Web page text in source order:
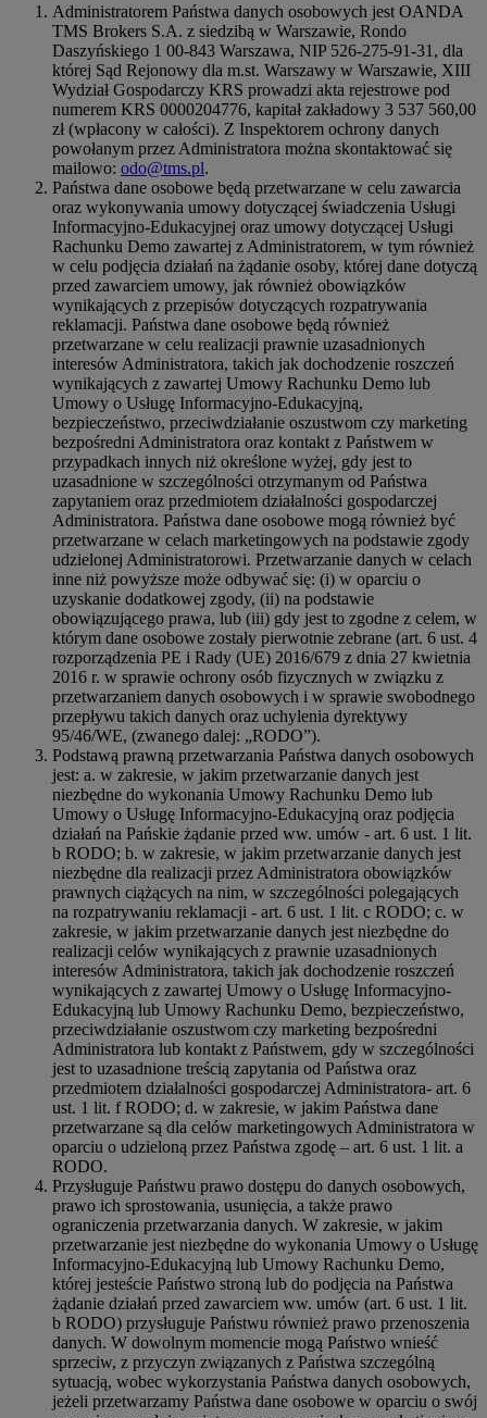
Administratorem Państwa danych osobowych jest OANDA
TMS Brokers S.A. z siedzibą w Warszawie, Rondo
Daszyńskiego 1 00-843 Warszawa, NIP 526-275-91-31, dla
której Sąd Rejonowy dla m.st. Warszawy w Warszawie, XIII
Wydział Gospodarczy KRS prowadzi akta rejestrowe pod
numerem KRS 0000204776, kapitał zakładowy 3 537 560,00
zł (wpłacony w całości). Z Inspektorem ochrony danych
powołanym przez Administratora można skontaktować się
mailowo: odo@tms.pl.
Państwa dane osobowe będą przetwarzane w celu zawarcia
oraz wykonywania umowy dotyczącej świadczenia Usługi
Informacyjno-Edukacyjnej oraz umowy dotyczącej Usługi
Rachunku Demo zawartej z Administratorem, w tym również
w celu podjęcia działań na żądanie osoby, której dane dotyczą
przed zawarciem umowy, jak również obowiązków
wynikających z przepisów dotyczących rozpatrywania
reklamacji. Państwa dane osobowe będą również
przetwarzane w celu realizacji prawnie uzasadnionych
interesów Administratora, takich jak dochodzenie roszczeń
wynikających z zawartej Umowy Rachunku Demo lub
Umowy o Usługę Informacyjno-Edukacyjną,
bezpieczeństwo, przeciwdziałanie oszustwom czy marketing
bezpośredni Administratora oraz kontakt z Państwem w
przypadkach innych niż określone wyżej, gdy jest to
uzasadnione w szczególności otrzymanym od Państwa
zapytaniem oraz przedmiotem działalności gospodarczej
Administratora. Państwa dane osobowe mogą również być
przetwarzane w celach marketingowych na podstawie zgody
udzielonej Administratorowi. Przetwarzanie danych w celach
inne niż powyższe może odbywać się: (i) w oparciu o
uzyskanie dodatkowej zgody, (ii) na podstawie
obowiązującego prawa, lub (iii) gdy jest to zgodne z celem, w
którym dane osobowe zostały pierwotnie zebrane (art. 6 ust. 4
rozporządzenia PE i Rady (UE) 2016/679 z dnia 27 kwietnia
2016 r. w sprawie ochrony osób fizycznych w związku z
przetwarzaniem danych osobowych i w sprawie swobodnego
przepływu takich danych oraz uchylenia dyrektywy
95/46/WE, (zwanego dalej: „RODO”).
Podstawą prawną przetwarzania Państwa danych osobowych
jest: a. w zakresie, w jakim przetwarzanie danych jest
niezbędne do wykonania Umowy Rachunku Demo lub
Umowy o Usługę Informacyjno-Edukacyjną oraz podjęcia
działań na Pańskie żądanie przed ww. umów - art. 6 ust. 1 lit.
b RODO; b. w zakresie, w jakim przetwarzanie danych jest
niezbędne dla realizacji przez Administratora obowiązków
prawnych ciążących na nim, w szczególności polegających
na rozpatrywaniu reklamacji - art. 6 ust. 1 lit. c RODO; c. w
zakresie, w jakim przetwarzanie danych jest niezbędne do
realizacji celów wynikających z prawnie uzasadnionych
interesów Administratora, takich jak dochodzenie roszczeń
wynikających z zawartej Umowy o Usługę Informacyjno-
Edukacyjną lub Umowy Rachunku Demo, bezpieczeństwo,
przeciwdziałanie oszustwom czy marketing bezpośredni
Administratora lub kontakt z Państwem, gdy w szczególności
jest to uzasadnione treścią zapytania od Państwa oraz
przedmiotem działalności gospodarczej Administratora- art. 6
ust. 1 lit. f RODO; d. w zakresie, w jakim Państwa dane
przetwarzane są dla celów marketingowych Administratora w
oparciu o udzieloną przez Państwa zgodę – art. 6 ust. 1 lit. a
RODO.
Przysługuje Państwu prawo dostępu do danych osobowych,
prawo ich sprostowania, usunięcia, a także prawo
ograniczenia przetwarzania danych. W zakresie, w jakim
przetwarzanie jest niezbędne do wykonania Umowy o Usługę
Informacyjno-Edukacyjną lub Umowy Rachunku Demo,
której jesteście Państwo stroną lub do podjęcia na Państwa
żądanie działań przed zawarciem ww. umów (art. 6 ust. 1 lit.
b RODO) przysługuje Państwu również prawo przenoszenia
danych. W dowolnym momencie mogą Państwo wnieść
sprzeciw, z przyczyn związanych z Państwa szczególną
sytuacją, wobec wykorzystania Państwa danych osobowych,
jeżeli przetwarzamy Państwa dane osobowe w oparciu o swój